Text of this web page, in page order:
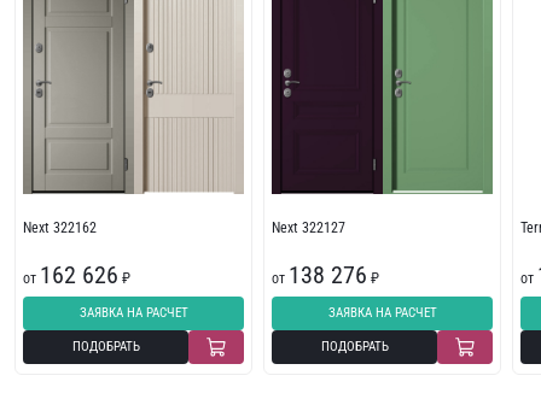
Next 322162
от 162 626 ₽
ЗАЯВКА НА РАСЧЕТ
ПОДОБРАТЬ
Next 322127
от 138 276 ₽
ЗАЯВКА НА РАСЧЕТ
ПОДОБРАТЬ
от